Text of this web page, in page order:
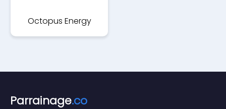
Octopus Energy
Parrainage.co